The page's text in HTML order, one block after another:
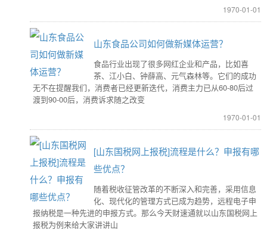
1970-01-01
山东食品公司如何做新媒体运营？
食品行业出现了很多网红企业和产品，比如喜
茶、江小白、钟薛高、元气森林等。它们的成功
无不在提醒我们，消费者已经更新迭代，消费主力已从60-80后过
渡到90-00后，消费诉求随之改变
1970-01-01
[山东国税网上报税]流程是什么？申报有哪
些优点？
随着税收征管改革的不断深入和完善，采用信息
化、现代化的管理方式已成为趋势，远程电子申
报纳税是一种先进的申报方式。那么今天财速通就以山东国税网上
报税为例来给大家讲讲山